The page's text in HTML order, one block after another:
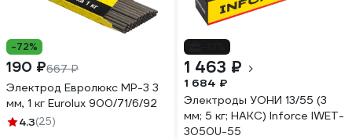
-72%
190 ₽667 ₽
Электрод Евролюкс МР-3 3
мм, 1 кг Eurolux 900/71/6/92
4.3(25)
1 463 ₽
1 684 ₽
Электроды УОНИ 13/55 (3
мм; 5 кг; НАКС) Inforce IWET-
3050U-55